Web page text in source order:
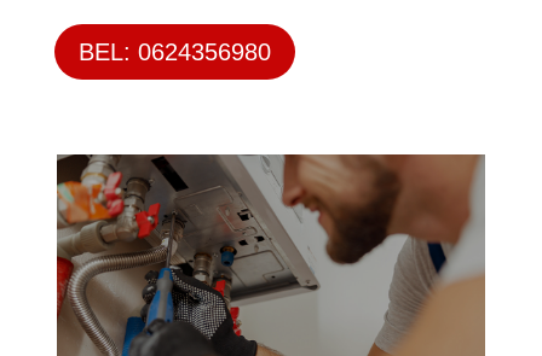
BEL: 0624356980